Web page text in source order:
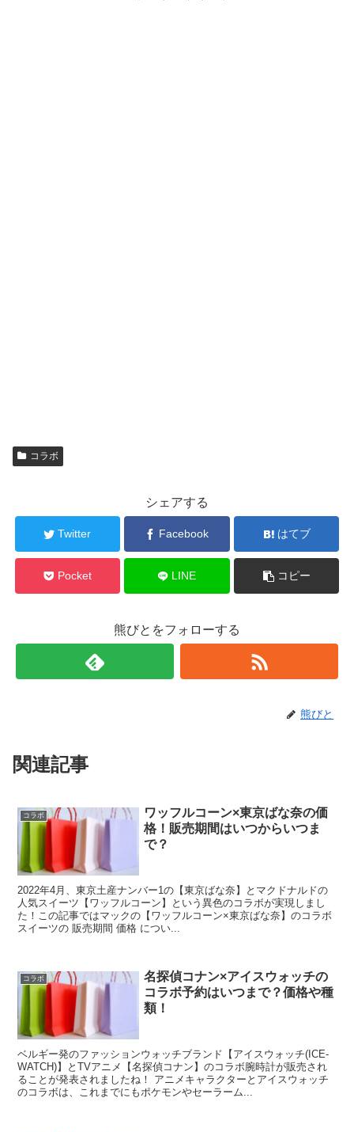
コラボ
シェアする
Twitter Facebook はてブ
Pocket LINE コピー
熊びとをフォローする
熊びと
関連記事
コラボ
ワッフルコーン×東京ばな奈の価
格！販売期間はいつからいつま
で？
2022年4月、東京土産ナンバー1の【東京ばな奈】とマクドナルドの
人気スイーツ【ワッフルコーン】という異色のコラボが実現しまし
た！この記事ではマックの【ワッフルコーン×東京ばな奈】のコラボ
スイーツの 販売期間 価格 につい...
コラボ
名探偵コナン×アイスウォッチの
コラボ予約はいつまで？価格や種
類！
ベルギー発のファッションウォッチブランド【アイスウォッチ(ICE-
WATCH)】とTVアニメ【名探偵コナン】のコラボ腕時計が販売され
ることが発表されましたね！ アニメキャラクターとアイスウォッチ
のコラボは、これまでにもポケモンやセーラーム...